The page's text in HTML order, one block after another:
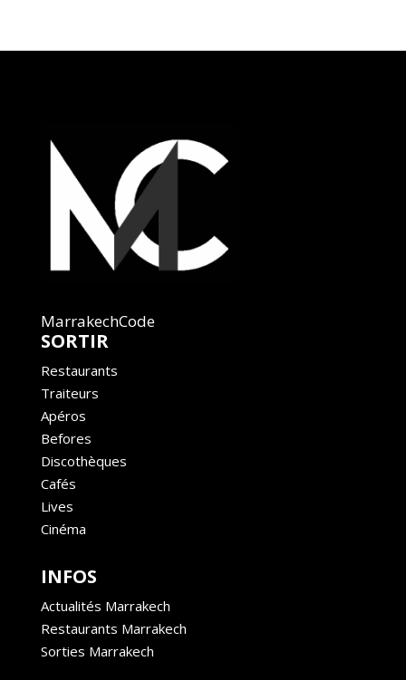
MarrakechCode
SORTIR
Restaurants
Traiteurs
Apéros
Befores
Discothèques
Cafés
Lives
Cinéma
INFOS
Actualités Marrakech
Restaurants Marrakech
Sorties Marrakech